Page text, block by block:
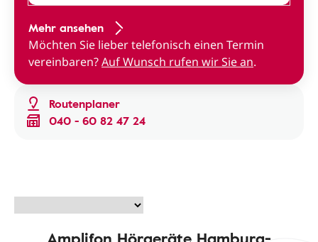
Routenplaner
040 - 60 82 47 24
Mehr ansehen
Möchten Sie lieber telefonisch einen Termin
vereinbaren?Auf Wunsch rufen wir Sie an.